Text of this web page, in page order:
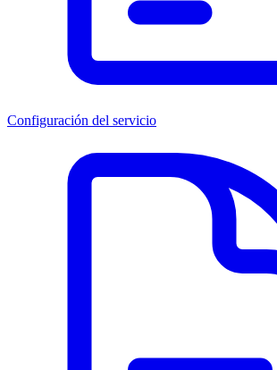
Configuración del servicio